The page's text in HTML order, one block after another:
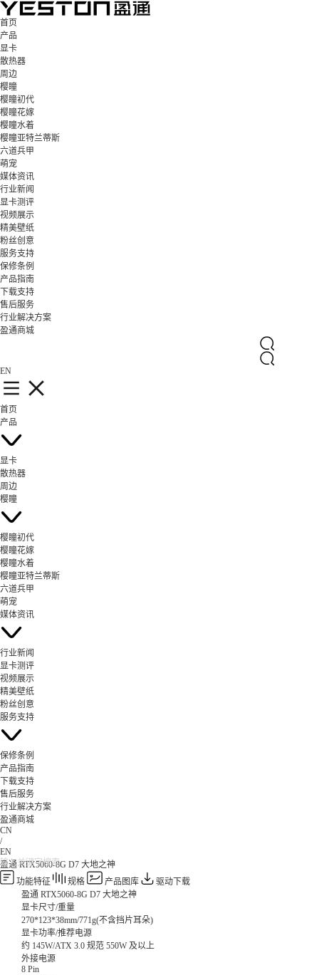
首页
产品
显卡
散热器
周边
樱瞳
樱瞳初代
樱瞳花嫁
樱瞳水着
樱瞳亚特兰蒂斯
六道兵甲
萌宠
媒体资讯
行业新闻
显卡测评
视频展示
精美壁纸
粉丝创意
服务支持
保修条例
产品指南
下载支持
售后服务
行业解决方案
盈通商城
EN
首页
产品
显卡
散热器
周边
樱瞳
樱瞳初代
樱瞳花嫁
樱瞳水着
樱瞳亚特兰蒂斯
六道兵甲
萌宠
媒体资讯
行业新闻
显卡测评
视频展示
精美壁纸
粉丝创意
服务支持
保修条例
产品指南
下载支持
售后服务
行业解决方案
盈通商城
CN
/
EN
盈通 RTX5060-8G D7 大地之神
功能特征
规格 产品图库
驱动下载
盈通 RTX5060-8G D7 大地之神
显卡尺寸/重量
270*123*38mm/771g(不含挡片耳朵)
显卡功率/推荐电源
约 145W/ATX 3.0 规范 550W 及以上
外接电源
8 Pin